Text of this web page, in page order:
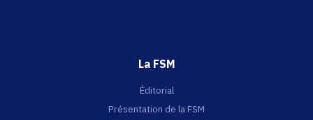
La FSM
Éditorial
Présentation de la FSM